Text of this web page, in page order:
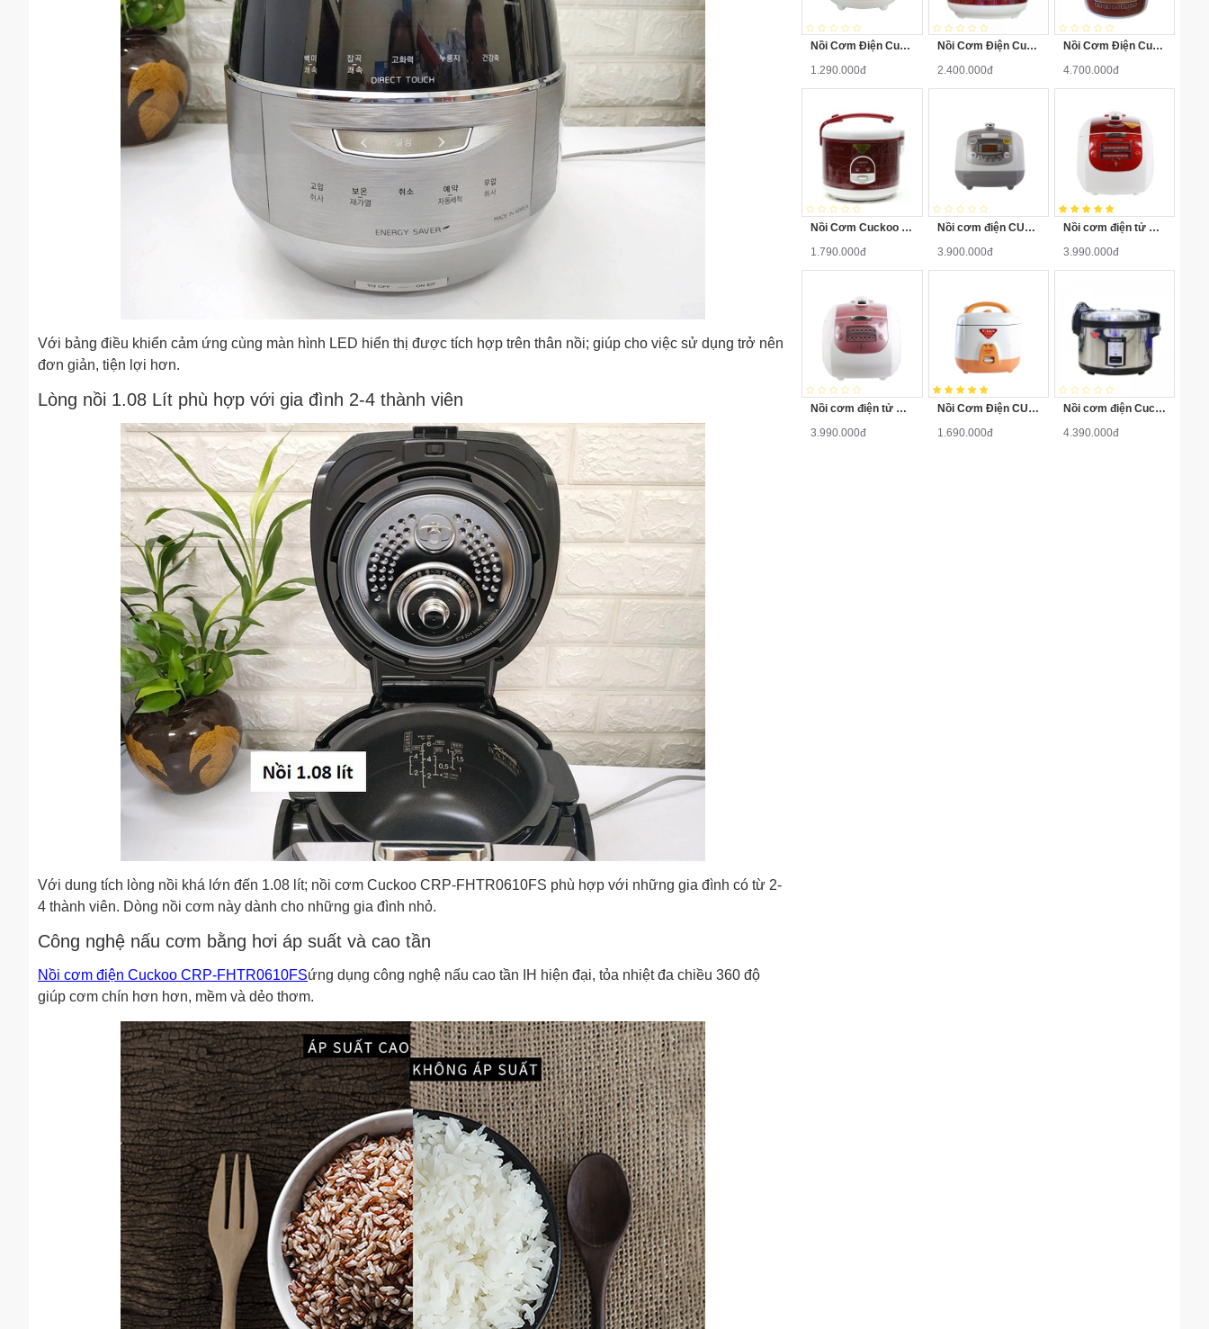
Với bảng điều khiển cảm ứng cùng màn hình LED hiển thị được tích hợp trên thân nồi; giúp cho việc sử dụng trở nên
đơn giản, tiện lợi hơn.
Lòng nồi 1.08 Lít phù hợp với gia đình 2-4 thành viên
Với dung tích lòng nồi khá lớn đến 1.08 lít; nồi cơm Cuckoo CRP-FHTR0610FS phù hợp với những gia đình có từ 2-
4 thành viên. Dòng nồi cơm này dành cho những gia đình nhỏ.
Công nghệ nấu cơm bằng hơi áp suất và cao tần
Nồi cơm điện Cuckoo CRP-FHTR0610FSứng dụng công nghệ nấu cao tần IH hiện đại, tỏa nhiệt đa chiều 360 độ
giúp cơm chín hơn hơn, mềm và dẻo thơm.
Nồi Cơm Điện Cuckoo CR1021 1.8 Lít
1.290.000đ
Nồi Cơm Điện Cuckoo CR1713 2.8 Lít
2.400.000đ
Nồi Cơm Điện Cuckoo CRPL1052F 1.8 Lít
4.700.000đ
Nồi Cơm Cuckoo CR1122 2 Lít
1.790.000đ
Nồi cơm điện CUCKOO CRPFA0610F 1 Lít
3.900.000đ
Nồi cơm điện tử Cuckoo CRPG1015MR 1.8 Lít
3.990.000đ
Nồi cơm điện tử Cuckoo CRPG1015MP 1.8 Lít
3.990.000đ
Nồi Cơm Điện CUCKOO CR0331 0.5L
1.690.000đ
Nồi cơm điện Cuckoo CR3521S 6.3 Lít
4.390.000đ